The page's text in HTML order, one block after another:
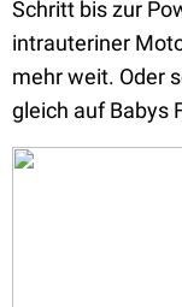
Schritt bis zur
intrauteriner
mehr weit. Oder
gleich auf Babys